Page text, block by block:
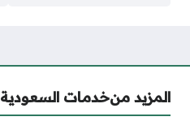
المزيد منخدمات السعودية